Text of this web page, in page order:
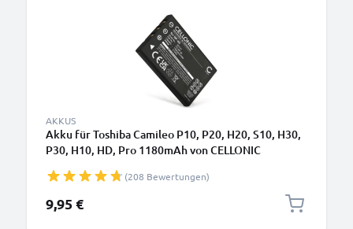
AKKUS
Akku für Toshiba Camileo P10, P20, H20, S10, H30,
P30, H10, HD, Pro 1180mAh von CELLONIC
(208 Bewertungen)
9,95 €